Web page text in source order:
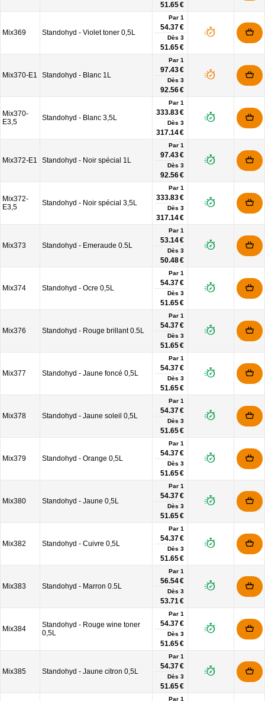
51.65 €
Mix369 Standohyd - Violet toner 0,5L
Par 1
54.37 €
Dès 3
51.65 €
Mix370-E1 Standohyd - Blanc 1L
Par 1
97.43 €
Dès 3
92.56 €
Mix370-
E3,5
Standohyd - Blanc 3,5L
Par 1
333.83 €
Dès 3
317.14 €
Mix372-E1 Standohyd - Noir spécial 1L
Par 1
97.43 €
Dès 3
92.56 €
Mix372-
E3,5
Standohyd - Noir spécial 3,5L
Par 1
333.83 €
Dès 3
317.14 €
Mix373 Standohyd - Emeraude 0.5L
Par 1
53.14 €
Dès 3
50.48 €
Mix374 Standohyd - Ocre 0,5L
Par 1
54.37 €
Dès 3
51.65 €
Mix376 Standohyd - Rouge brillant 0.5L
Par 1
54.37 €
Dès 3
51.65 €
Mix377 Standohyd - Jaune foncé 0,5L
Par 1
54.37 €
Dès 3
51.65 €
Mix378 Standohyd - Jaune soleil 0,5L
Par 1
54.37 €
Dès 3
51.65 €
Mix379 Standohyd - Orange 0,5L
Par 1
54.37 €
Dès 3
51.65 €
Mix380 Standohyd - Jaune 0,5L
Par 1
54.37 €
Dès 3
51.65 €
Mix382 Standohyd - Cuivre 0,5L
Par 1
54.37 €
Dès 3
51.65 €
Mix383 Standohyd - Marron 0.5L
Par 1
56.54 €
Dès 3
53.71 €
Mix384
Standohyd - Rouge wine toner
0,5L
Par 1
54.37 €
Dès 3
51.65 €
Mix385 Standohyd - Jaune citron 0,5L
Par 1
54.37 €
Dès 3
51.65 €
Par 1